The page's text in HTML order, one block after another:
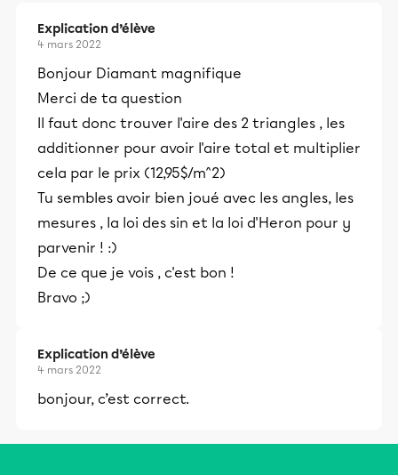
Explication d’élève
4 mars 2022
Bonjour Diamant magnifique
Merci de ta question
Il faut donc trouver l'aire des 2 triangles , les
additionner pour avoir l'aire total et multiplier
cela par le prix (12,95$/m^2)
Tu sembles avoir bien joué avec les angles, les
mesures , la loi des sin et la loi d'Heron pour y
parvenir ! :)
De ce que je vois , c'est bon !
Bravo ;)
Explication d’élève
4 mars 2022
bonjour, c’est correct.